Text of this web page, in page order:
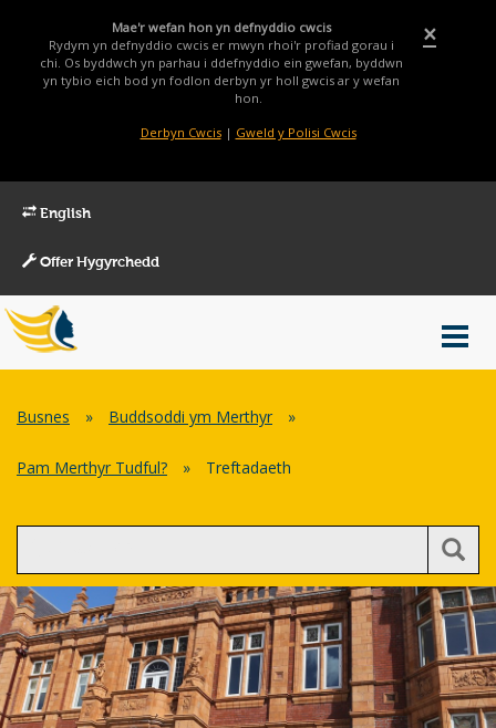
×
Mae'r wefan hon yn defnyddio cwcis
Rydym yn defnyddio cwcis er mwyn rhoi'r profiad gorau i
chi. Os byddwch yn parhau i ddefnyddio ein gwefan, byddwn
yn tybio eich bod yn fodlon derbyn yr holl gwcis ar y wefan
hon.
Derbyn Cwcis| Gweld y Polisi Cwcis
English
Offer Hygyrchedd
Main
Menu
Breadcrumb
Busnes » Buddsoddi ym Merthyr »
Pam Merthyr Tudful? » Treftadaeth